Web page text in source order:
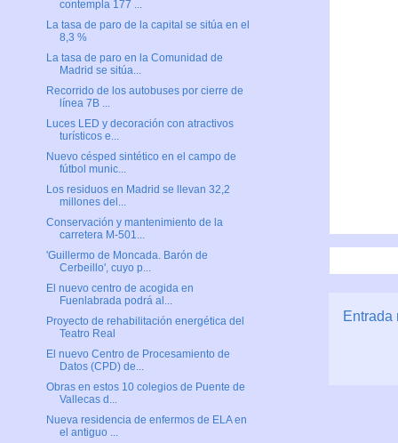
Entrada
contempla 177 ...
La tasa de paro de la capital se sitúa en el
8,3 %
La tasa de paro en la Comunidad de
Madrid se sitúa...
Recorrido de los autobuses por cierre de
línea 7B ...
Luces LED y decoración con atractivos
turísticos e...
Nuevo césped sintético en el campo de
fútbol munic...
Los residuos en Madrid se llevan 32,2
millones del...
Conservación y mantenimiento de la
carretera M-501...
'Guillermo de Moncada. Barón de
Cerbeillo', cuyo p...
El nuevo centro de acogida en
Fuenlabrada podrá al...
Proyecto de rehabilitación energética del
Teatro Real
El nuevo Centro de Procesamiento de
Datos (CPD) de...
Obras en estos 10 colegios de Puente de
Vallecas d...
Nueva residencia de enfermos de ELA en
el antiguo ...